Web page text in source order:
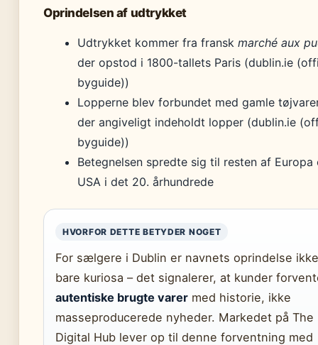
Oprindelsen af udtrykket
Udtrykket kommer fra fransk marché aux
der opstod i 1800-tallets Paris (dublin.ie
byguide))
Lopperne blev forbundet med gamle
der angiveligt indeholdt lopper (dublin.ie
byguide))
Betegnelsen spredte sig til resten af Europa
USA i det 20. århundrede
HVORFOR DETTE BETYDER NOGET
For sælgere i Dublin er navnets oprindelse ikke
bare kuriosa – det signalerer, at kunder
autentiske brugte varer med historie, ikke
masseproducerede nyheder. Markedet på The
Digital Hub lever op til denne forventning med